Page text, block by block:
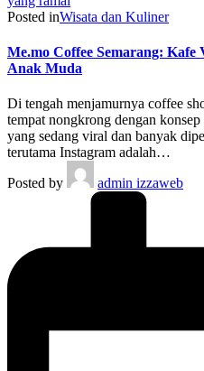
Posted inWisata dan Kuliner
Me.mo Coffee Semarang:
Anak Muda
Di tengah menjamurnya coffee
tempat nongkrong dengan
yang sedang viral dan banyak
terutama Instagram adalah…
Posted by
admin izzaweb